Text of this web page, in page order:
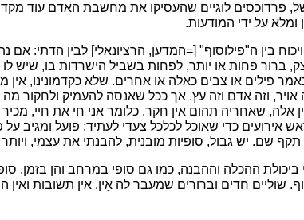
פרדוכסים לוגיים שהעסיקו את מחשבת האדם עוד
על ידי המודעות.
בין ה"פילוסוף" [=המדען, הרציונאלי] לבין הדתי:
ברור פחות או יותר, לפחות בשביל הישרדות בו, שיש
פילים או צבים כאלה או אחרים. שלא כקדמונינו,
אויר, וזה אדם וזה עץ. אך ככל שאנסה להעמיק ולחקור
אלה, שאחריה תהום אין חקר. כלומר אני חי את חיי,
כדי שאוכל לכלכל צעדי לעתיד; פועל ומגיב על
תקף שם. יש גבול, סופיות מובנית, להבנתי את עצמי,
ההכלה וההבנה, כמו גם סופי במרחב והן בזמן.
חדים וברורים שמעבר לה אַין. אין תשובות ואין